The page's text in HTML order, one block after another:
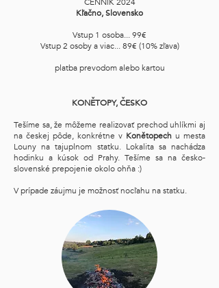
Kľačno, Slovensko
Vstup 1 osoba... 99€
Vstup 2 osoby a viac... 89€ (10% zľava)
platba prevodom alebo kartou
KONĚTOPY, ČESKO
Tešíme sa, že môžeme realizovať prechod uhlíkmi aj
na českej pôde, konkrétne v Konětopech u mesta
Louny na tajuplnom statku. Lokalita sa nachádza
hodinku a kúsok od Prahy. Tešíme sa na česko-
slovenské prepojenie okolo ohňa :)
V prípade záujmu je možnosť nocľahu na statku.